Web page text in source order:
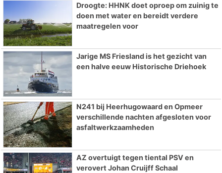
Droogte: HHNK doet oproep om zuinig te
doen met water en bereidt verdere
maatregelen voor
Jarige MS Friesland is het gezicht van
een halve eeuw Historische Driehoek
N241 bij Heerhugowaard en Opmeer
verschillende nachten afgesloten voor
asfaltwerkzaamheden
AZ overtuigt tegen tiental PSV en
verovert Johan Cruijff Schaal